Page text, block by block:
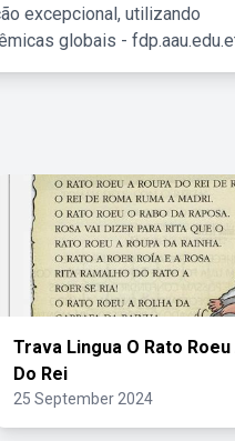
excepcional, utilizando
globais -
Trava Lingua O Rato Roeu
Do Rei
25 September 2024